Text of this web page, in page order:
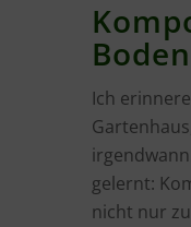
Ich
gelernt:
nicht nur